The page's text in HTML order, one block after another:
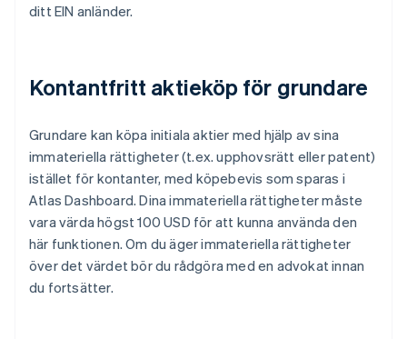
ditt EIN anländer.
Kontantfritt aktieköp för grundare
Grundare kan köpa initiala aktier med hjälp av sina
immateriella rättigheter (t.ex. upphovsrätt eller patent)
istället för kontanter, med köpebevis som sparas i
Atlas Dashboard. Dina immateriella rättigheter måste
vara värda högst 100 USD för att kunna använda den
här funktionen. Om du äger immateriella rättigheter
över det värdet bör du rådgöra med en advokat innan
du fortsätter.